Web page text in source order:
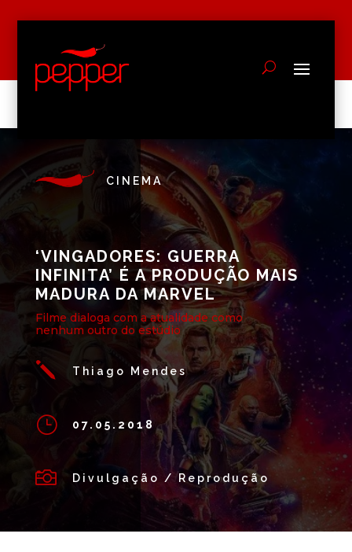
CINEMA
‘VINGADORES: GUERRA
INFINITA’ É A PRODUÇÃO MAIS
MADURA DA MARVEL
Filme dialoga com a atualidade como
nenhum outro do estúdio
j Thiago Mendes
} 07.05.2018
 Divulgação / Reprodução